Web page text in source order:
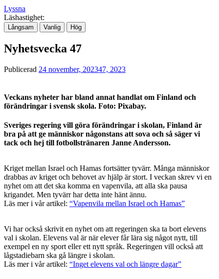
Lyssna
Läshastighet:
Långsam Vanlig Hög
Nyhetsvecka 47
Publicerad 24 november, 202347, 2023
Veckans nyheter har bland annat handlat om Finland och
förändringar i svensk skola. Foto: Pixabay.
Sveriges regering vill göra förändringar i skolan, Finland är
bra på att ge människor någonstans att sova och så säger vi
tack och hej till fotbollstränaren Janne Andersson.
Kriget mellan Israel och Hamas fortsätter tyvärr. Många människor
drabbas av kriget och behovet av hjälp är stort. I veckan skrev vi en
nyhet om att det ska komma en vapenvila, att alla ska pausa
krigandet. Men tyvärr har detta inte hänt ännu.
Läs mer i vår artikel: “Vapenvila mellan Israel och Hamas”
Vi har också skrivit en nyhet om att regeringen ska ta bort elevens
val i skolan. Elevens val är när elever får lära sig något nytt, till
exempel en ny sport eller ett nytt språk. Regeringen vill också att
lågstadiebarn ska gå längre i skolan.
Läs mer i vår artikel: “Inget elevens val och längre dagar”